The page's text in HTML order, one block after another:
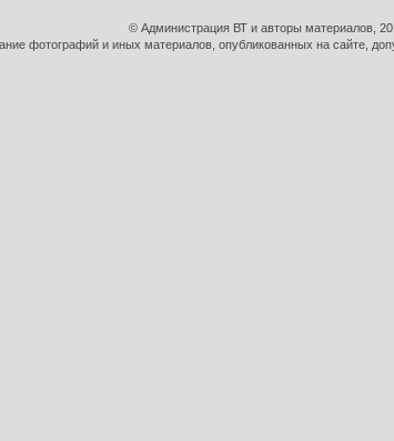
© Администрация ВТ и авторы материалов,
фотографий и иных материалов, опубликованных на сайте,